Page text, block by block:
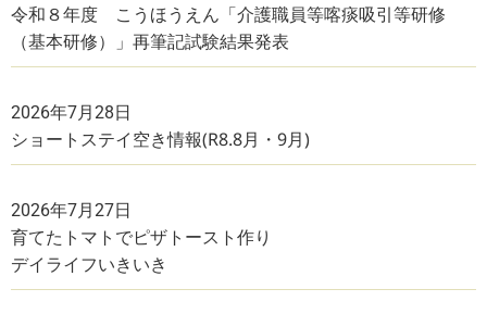
令和８年度 こうほうえん「介護職員等喀痰吸引等研修
（基本研修）」再筆記試験結果発表
2026年7月28日
ショートステイ空き情報(R8.8月・9月)
2026年7月27日
育てたトマトでピザトースト作り
デイライフいきいき